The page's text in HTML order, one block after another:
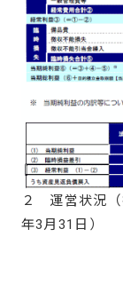
２ 運営状況（
年3月31日